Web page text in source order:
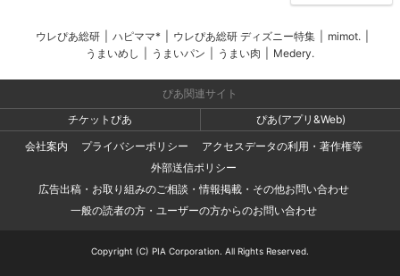
ウレぴあ総研 ハピママ* ウレぴあ総研 ディズニー特集 mimot.
うまいめし
うまいパン うまい肉 Medery.
ぴあ関連サイト
チケットぴあ
ぴあ(アプリ&Web)
会社案内
プライバシーポリシー
アクセスデータの利用・著作権等
外部送信ポリシー
広告出稿・お取り組みのご相談・情報掲載・その他お問い合わせ
一般の読者の方・ユーザーの方からのお問い合わせ
Copyright (C) PIA Corporation. All Rights Reserved.